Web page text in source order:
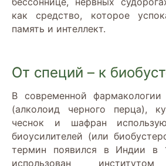
как средство, которое
память и интеллект.
От специй – к
В современной
(алколоид черного перца),
чеснок и шафран
биоусилителей (или
термин появился в Индии в
использован институтом